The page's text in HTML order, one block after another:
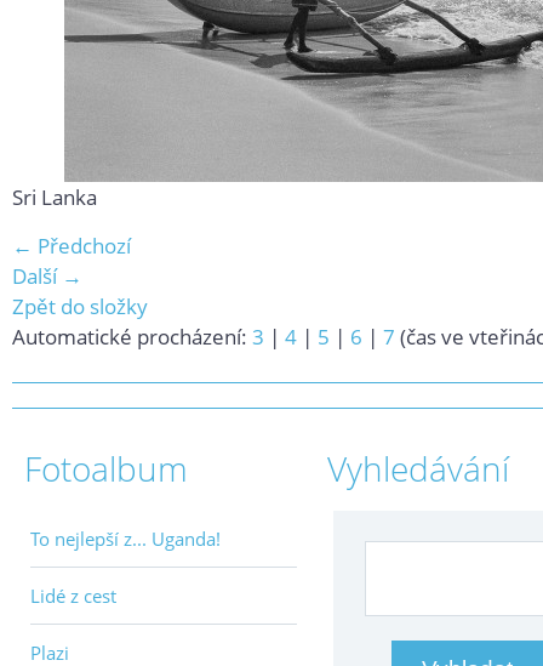
Sri Lanka
← Předchozí
Další →
Zpět do složky
Automatické procházení: 3 | 4 | 5 | 6 | 7 (čas ve
Fotoalbum
To nejlepší z... Uganda!
Lidé z cest
Plazi
Vyhledávání